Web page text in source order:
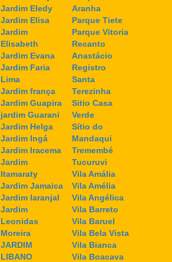
Jardim Eledy
Jardim Elisa
Jardim
Elisabeth
Jardim Evana
Jardim Faria
Lima
Jardim frança
Jardim Guapira
jardim Guarani
Jardim Helga
Jardim Ingá
Jardim Iracema
Jardim
Itamaraty
Jardim Jamaica
Jardim laranjal
Jardim
Leonidas
Moreira
JARDIM
LIBANO
Aranha
Parque Tiete
Parque Vitoria
Recanto
Anastácio
Registro
Santa
Terezinha
Sitio Casa
Verde
Sítio do
Mandaqui
Tremembé
Tucuruvi
Vila Amália
Vila Amélia
Vila Angélica
Vila Barreto
Vila Baruel
Vila Bela Vista
Vila Bianca
Vila Boacava